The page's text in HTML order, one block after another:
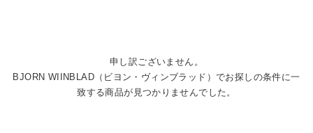
申し訳ございません。
BJORN WIINBLAD（ビヨン・ヴィンブラッド）でお探しの条件に一
致する商品が見つかりませんでした。